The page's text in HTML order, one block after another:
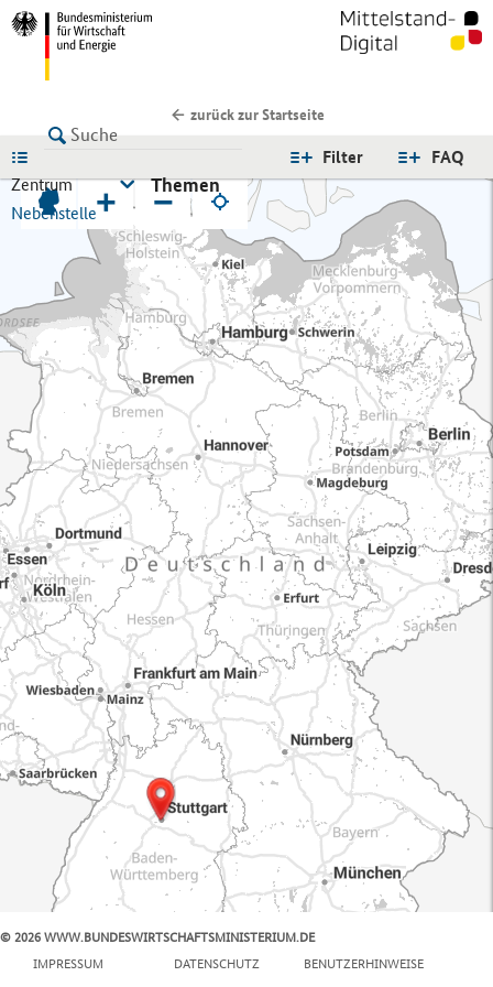
zurück zur Startseite
FAQ
Filter
Zentrum
Nebenstelle
Themen
+ −
© 2026 WWW.BUNDESWIRTSCHAFTSMINISTERIUM.DE
IMPRESSUM
DATENSCHUTZ BENUTZERHINWEISE